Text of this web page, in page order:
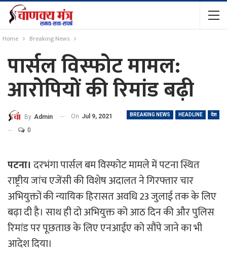
Home Breaking News
पार्सल विस्फोट मामल:
आरोपियों की रिमांड बढ़ी
BREAKING NEWS HEADLINE देश
By Admin On Jul 9, 2021
0
पटना। दरभंगा पार्सल बम विस्फोट मामले में पटना स्थित
राष्ट्रीय जांच एजेंसी की विशेष अदालत ने गिरफ्तार चार
अभियुक्तों की न्यायिक हिरासत अवधि 23 जुलाई तक के लिए
बढ़ा दी है। साथ ही दो अभियुक्त को आठ दिन की और पुलिस
रिमांड पर पूछताछ के लिए एनआईए को सौंपे जाने का भी
आदेश दिया।